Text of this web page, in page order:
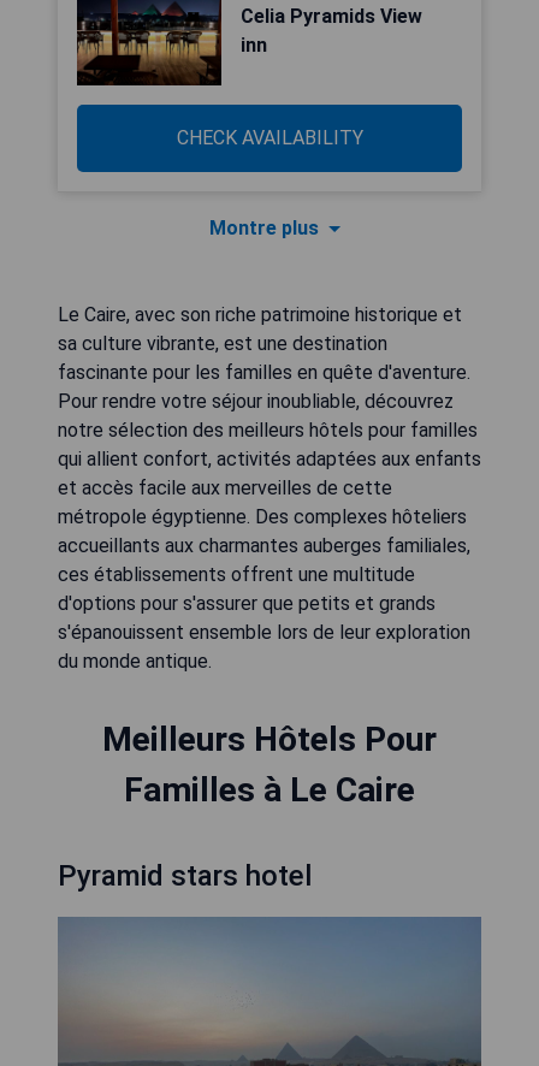
Celia Pyramids View
inn
CHECK AVAILABILITY
Montre plus
Le Caire, avec son riche patrimoine historique et
sa culture vibrante, est une destination
fascinante pour les familles en quête d'aventure.
Pour rendre votre séjour inoubliable, découvrez
notre sélection des meilleurs hôtels pour familles
qui allient confort, activités adaptées aux enfants
et accès facile aux merveilles de cette
métropole égyptienne. Des complexes hôteliers
accueillants aux charmantes auberges familiales,
ces établissements offrent une multitude
d'options pour s'assurer que petits et grands
s'épanouissent ensemble lors de leur exploration
du monde antique.
Meilleurs Hôtels Pour
Familles à Le Caire
Pyramid stars hotel